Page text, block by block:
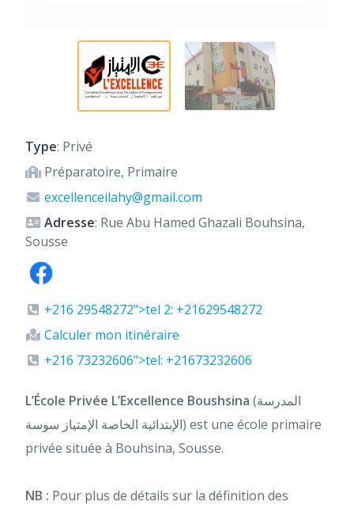
Type: Privé
Préparatoire, Primaire
excellenceilahy@gmail.com
Adresse: Rue Abu Hamed Ghazali Bouhsina,
Sousse
+216 29548272">tel 2: +21629548272
Calculer mon itinéraire
+216 73232606">tel: +21673232606
L’École Privée L’Excellence Boushsina (المدرسة
الإبتدائية الخاصة الإمتياز سوسة) est une école primaire
privée située à Bouhsina, Sousse.
NB : Pour plus de détails sur la définition des